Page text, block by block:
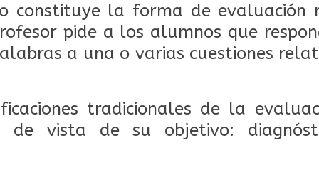
constituye la forma de evaluación
pide a los alumnos que
a una o varias cuestiones
tradicionales de la
de vista de su objetivo: